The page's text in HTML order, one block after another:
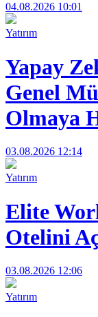
04.08.2026 10:01
Yatırım
Yapay
Genel
Olmaya
03.08.2026 12:14
Yatırım
Elite
Otelini
03.08.2026 12:06
Yatırım